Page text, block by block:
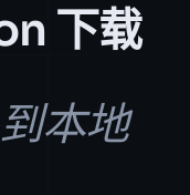
下载
本地